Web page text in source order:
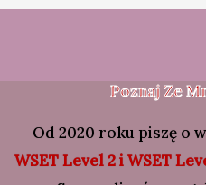
Poznaj Ze
Od 2020 roku piszę o
WSET Level 2 i WSET